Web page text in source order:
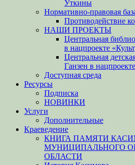
Уткины
Нормативно-правовая
Противодействие
НАШИ ПРОЕКТЫ
Центральная
в нацпроекте
Центральная
Ганзен в
Доступная среда
Ресурсы
Подписка
НОВИНКИ
Услуги
Дополнительные
Краеведение
КНИГА ПАМЯТИ
МУНИЦИПАЛЬНОГО
ОБЛАСТИ